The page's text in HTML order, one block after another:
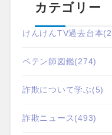
カテゴリー
けんけんTV過去台本
ペテン師図鑑(274)
詐欺について学ぶ(5)
詐欺ニュース(493)